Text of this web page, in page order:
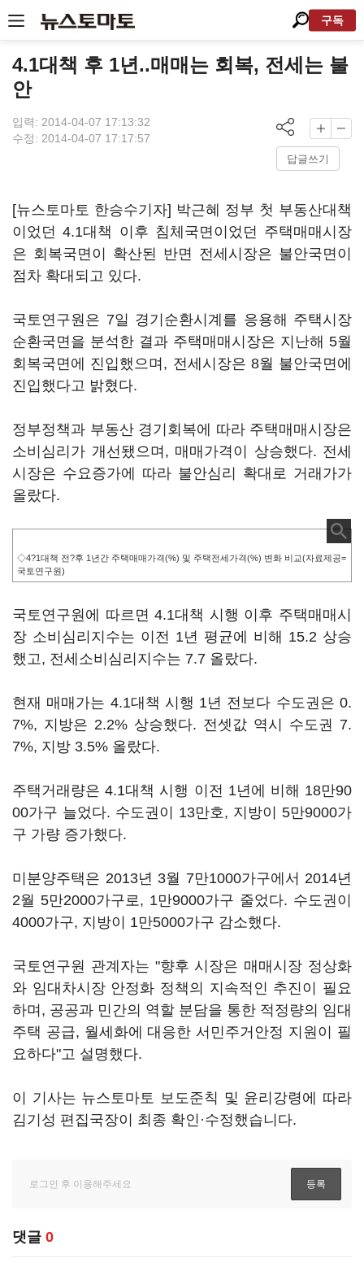
구독
4.1대책 후 1년..매매는 회복, 전세는 불
안
입력: 2014-04-07 17:13:32
수정: 2014-04-07 17:17:57
답글쓰기
[뉴스토마토 한승수기자] 박근혜 정부 첫 부동산대책
이었던 4.1대책 이후 침체국면이었던 주택매매시장
은 회복국면이 확산된 반면 전세시장은 불안국면이
점차 확대되고 있다.
국토연구원은 7일 경기순환시계를 응용해 주택시장
순환국면을 분석한 결과 주택매매시장은 지난해 5월
회복국면에 진입했으며, 전세시장은 8월 불안국면에
진입했다고 밝혔다.
정부정책과 부동산 경기회복에 따라 주택매매시장은
소비심리가 개선됐으며, 매매가격이 상승했다. 전세
시장은 수요증가에 따라 불안심리 확대로 거래가가
올랐다.
◇4?1대책 전?후 1년간 주택매매가격(%) 및 주택전세가격(%) 변화 비교(자료제공=
국토연구원)
국토연구원에 따르면 4.1대책 시행 이후 주택매매시
장 소비심리지수는 이전 1년 평균에 비해 15.2 상승
했고, 전세소비심리지수는 7.7 올랐다.
현재 매매가는 4.1대책 시행 1년 전보다 수도권은 0.
7%, 지방은 2.2% 상승했다. 전셋값 역시 수도권 7.
7%, 지방 3.5% 올랐다.
주택거래량은 4.1대책 시행 이전 1년에 비해 18만90
00가구 늘었다. 수도권이 13만호, 지방이 5만9000가
구 가량 증가했다.
미분양주택은 2013년 3월 7만1000가구에서 2014년
2월 5만2000가구로, 1만9000가구 줄었다. 수도권이
4000가구, 지방이 1만5000가구 감소했다.
국토연구원 관계자는 "향후 시장은 매매시장 정상화
와 임대차시장 안정화 정책의 지속적인 추진이 필요
하며, 공공과 민간의 역할 분담을 통한 적정량의 임대
주택 공급, 월세화에 대응한 서민주거안정 지원이 필
요하다"고 설명했다.
이 기사는 뉴스토마토 보도준칙 및 윤리강령에 따라
김기성 편집국장이 최종 확인·수정했습니다.
댓글 0